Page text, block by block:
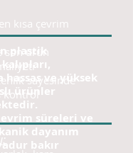
kısa çevrim
son ürün
sayesinde
kontrol
plastik
hassas ve yüksek
ürünler
süreleri ve
dayanım
bakır